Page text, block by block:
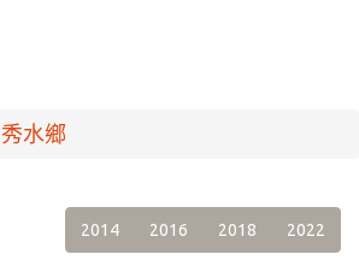
秀水鄉
2014 2016 2018 2022